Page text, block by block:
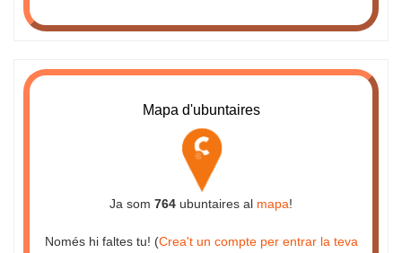
Mapa d'ubuntaires
Ja som 764 ubuntaires al mapa!
Només hi faltes tu! (Crea't un compte per entrar la teva